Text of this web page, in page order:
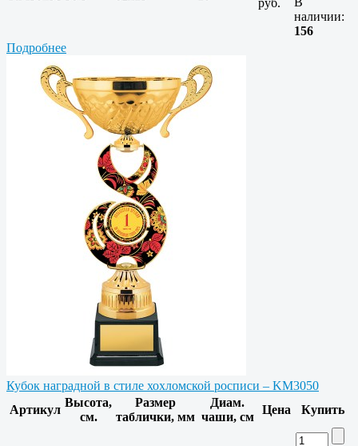
руб.
наличии:
156
Подробнее
Кубок наградной в стиле хохломской росписи – KM3050
Артикул
Высота,
см.
Размер
таблички, мм
Диам.
чаши, см
Цена Купить